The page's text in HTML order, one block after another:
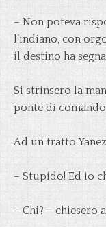
– Non poteva
l’indiano, con
il destino ha
Si strinsero la
ponte di
Ad un tratto
– Stupido! Ed io
– Chi? – chiesero